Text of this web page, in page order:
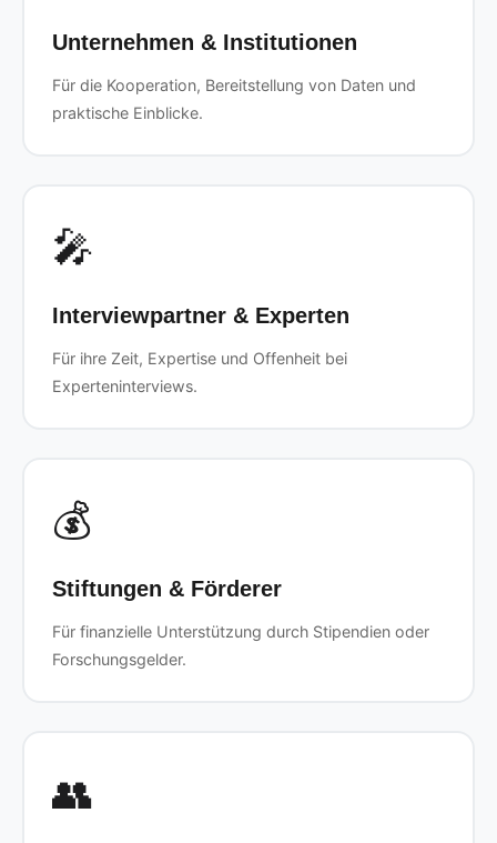
Unternehmen & Institutionen
Für die Kooperation, Bereitstellung von Daten und
praktische Einblicke.
🎤
Interviewpartner & Experten
Für ihre Zeit, Expertise und Offenheit bei
Experteninterviews.
💰
Stiftungen & Förderer
Für finanzielle Unterstützung durch Stipendien oder
Forschungsgelder.
👥